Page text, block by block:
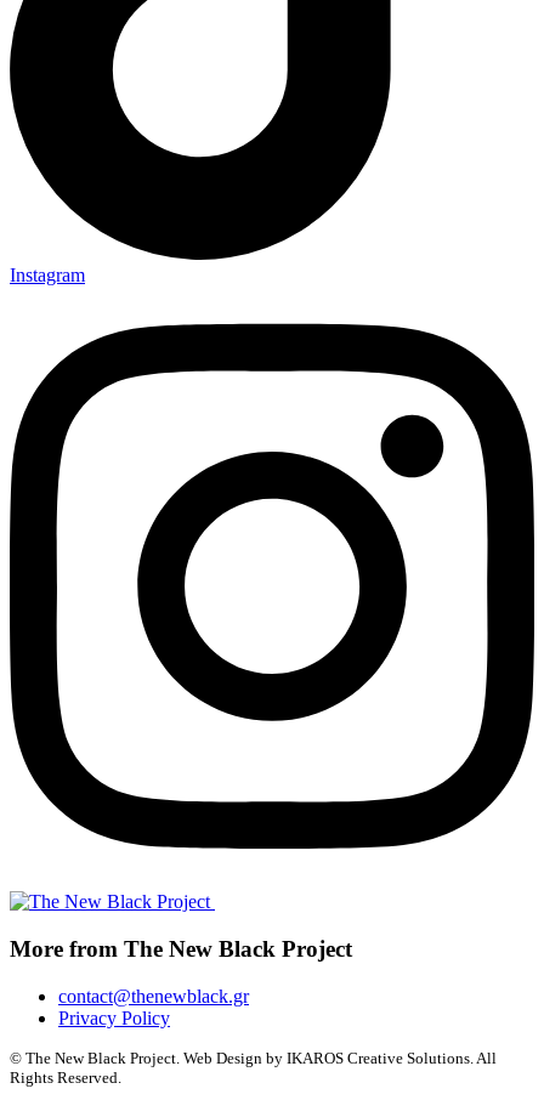
Instagram
More from The New Black Project
contact@thenewblack.gr
Privacy Policy
© The New Black Project. Web Design by IKAROS Creative Solutions. All
Rights Reserved.